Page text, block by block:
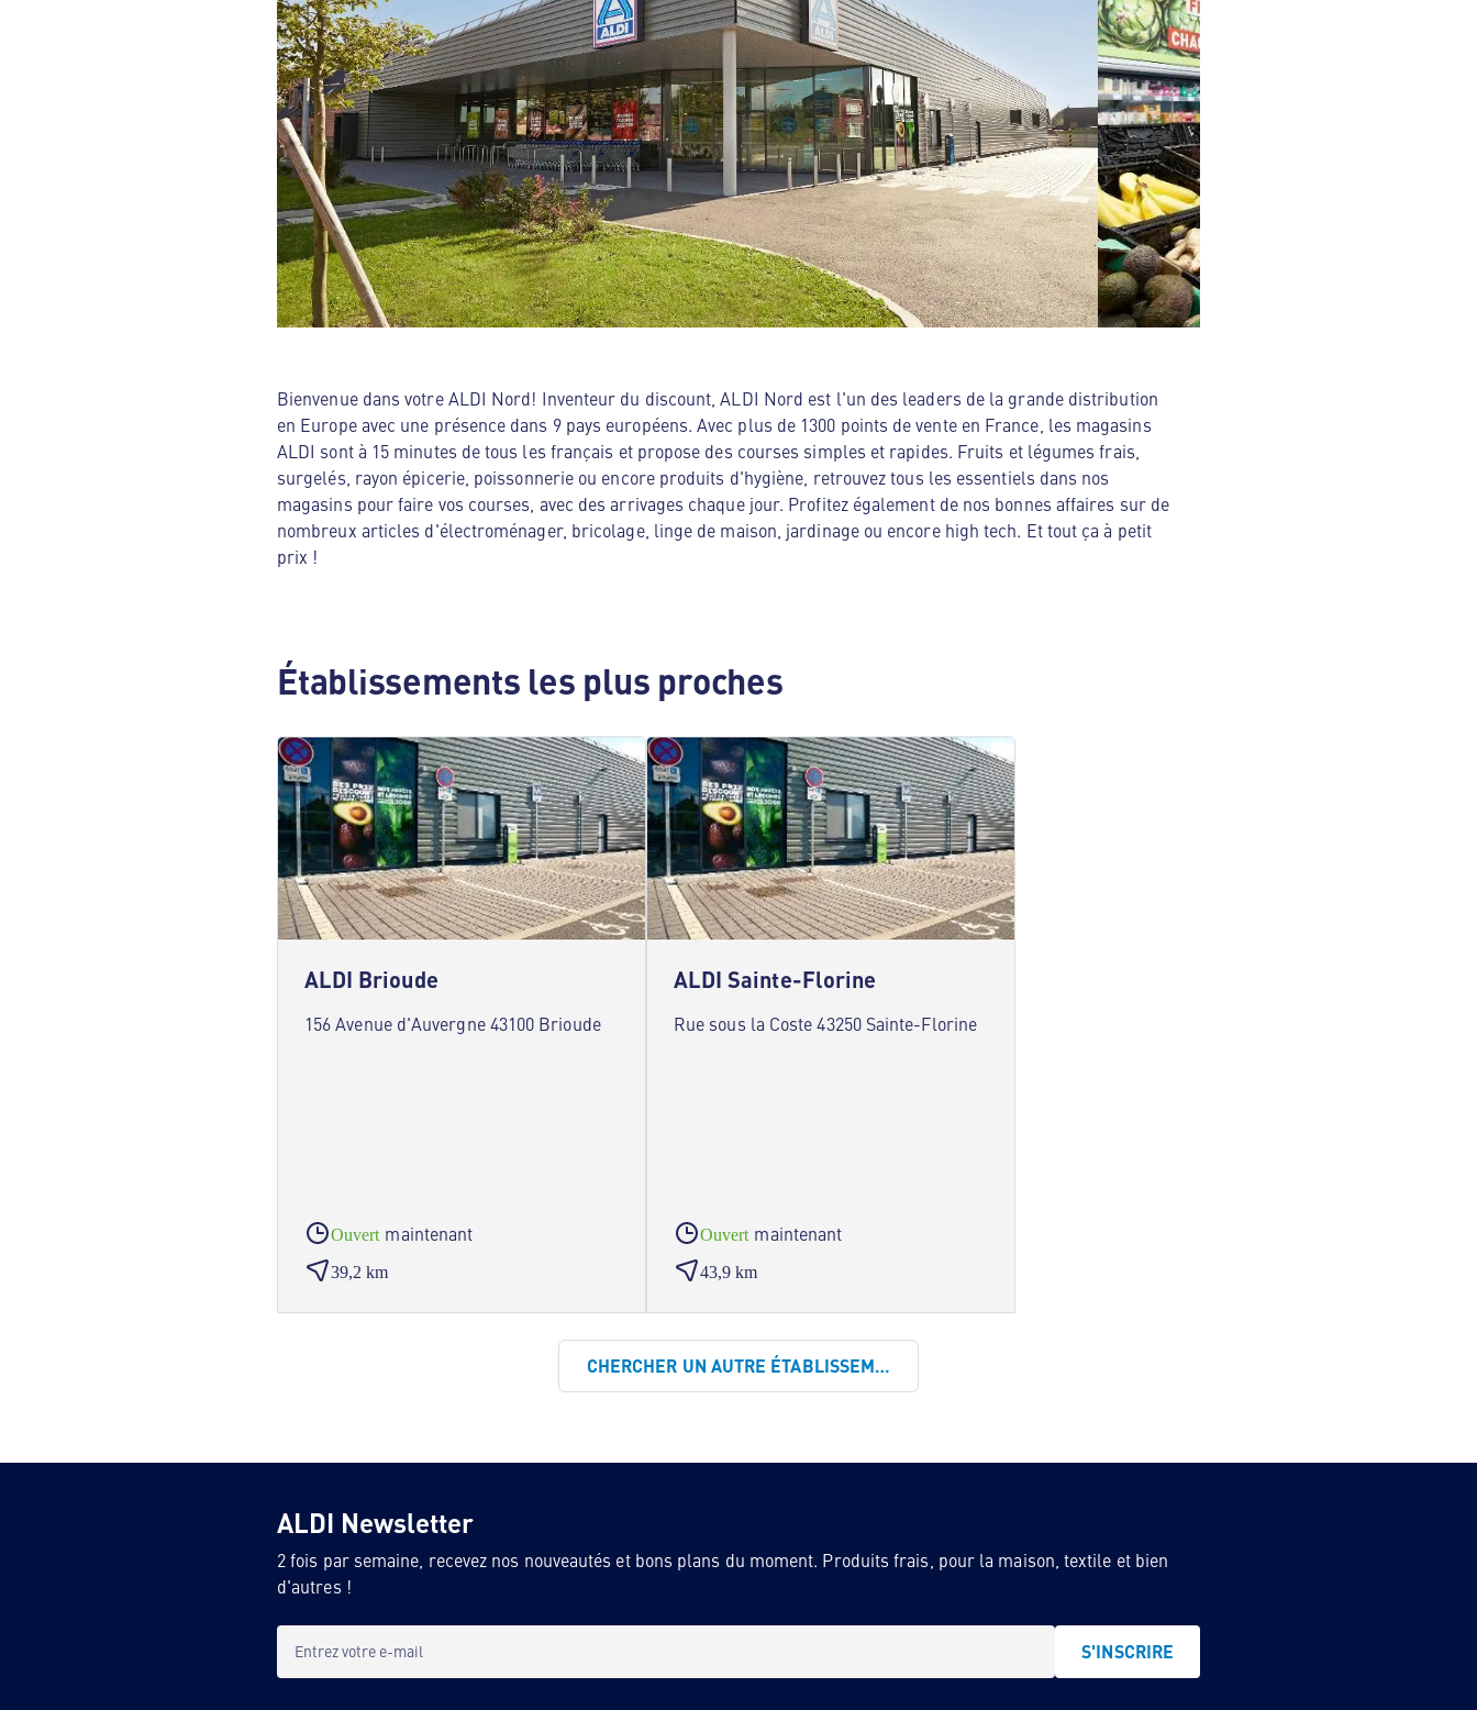
Bienvenue dans votre ALDI Nord! Inventeur du discount, ALDI Nord est l'un des leaders de la grande distribution
en Europe avec une présence dans 9 pays européens. Avec plus de 1300 points de vente en France, les magasins
ALDI sont à 15 minutes de tous les français et propose des courses simples et rapides. Fruits et légumes frais,
surgelés, rayon épicerie, poissonnerie ou encore produits d'hygiène, retrouvez tous les essentiels dans nos
magasins pour faire vos courses, avec des arrivages chaque jour. Profitez également de nos bonnes affaires sur de
nombreux articles d'électroménager, bricolage, linge de maison, jardinage ou encore high tech. Et tout ça à petit
prix !
Établissements les plus proches
ALDI Brioude
156 Avenue d'Auvergne 43100 Brioude
Ouvert maintenant
39,2 km
ALDI Sainte-Florine
Rue sous la Coste 43250 Sainte-Florine
Ouvert maintenant
43,9 km
CHERCHER UN AUTRE ÉTABLISSEMENT
ALDI Newsletter
2 fois par semaine, recevez nos nouveautés et bons plans du moment. Produits frais, pour la maison, textile et bien
d'autres !
Entrez votre e-mail S'INSCRIRE